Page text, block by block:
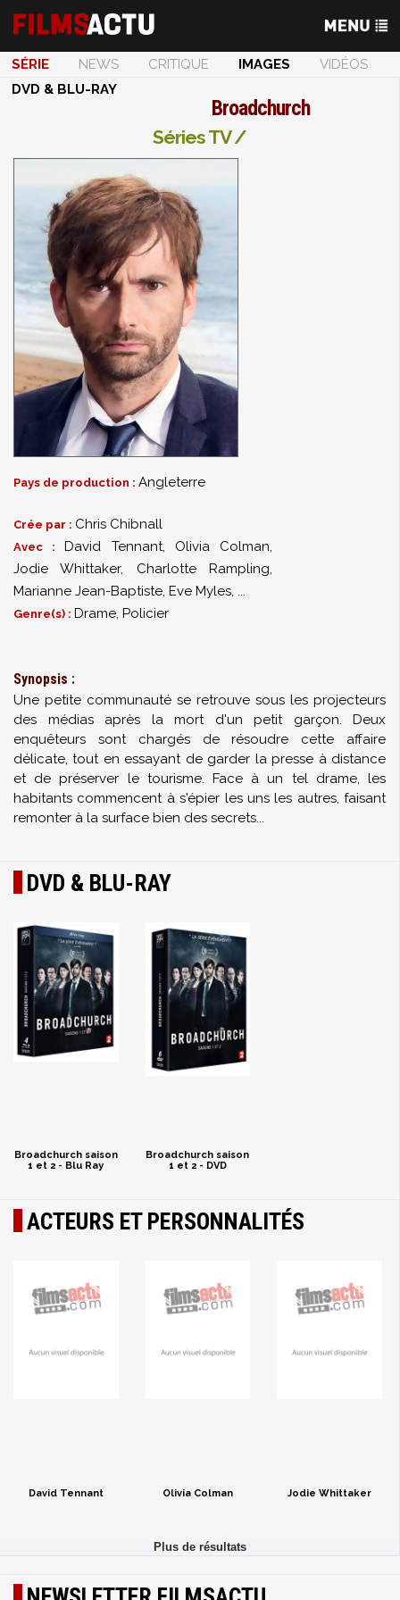
SÉRIE NEWS CRITIQUE IMAGES
VIDÉOS
DVD & BLU-RAY
Broadchurch
Séries TV /
Pays de production : Angleterre
Crée par : Chris Chibnall
Avec : David Tennant, Olivia Colman,
Jodie Whittaker, Charlotte Rampling,
Marianne Jean-Baptiste, Eve Myles, ...
Genre(s) : Drame, Policier
Synopsis :
Une petite communauté se retrouve sous les projecteurs
des médias après la mort d'un petit garçon. Deux
enquêteurs sont chargés de résoudre cette affaire
délicate, tout en essayant de garder la presse à distance
et de préserver le tourisme. Face à un tel drame, les
habitants commencent à s'épier les uns les autres, faisant
remonter à la surface bien des secrets...
DVD & BLU-RAY
Broadchurch saison
1 et 2 - Blu Ray
Broadchurch saison
1 et 2 - DVD
ACTEURS ET PERSONNALITÉS
David Tennant Olivia Colman Jodie Whittaker